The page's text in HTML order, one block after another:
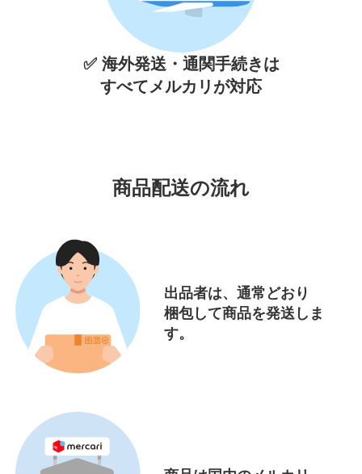
✅ 海外発送・通関手続きは
すべてメルカリが対応
商品配送の流れ
出品者は、通常どおり
梱包して商品を発送しま
す。